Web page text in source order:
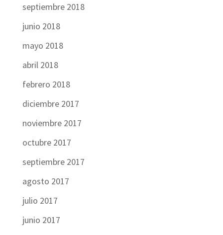
septiembre 2018
junio 2018
mayo 2018
abril 2018
febrero 2018
diciembre 2017
noviembre 2017
octubre 2017
septiembre 2017
agosto 2017
julio 2017
junio 2017